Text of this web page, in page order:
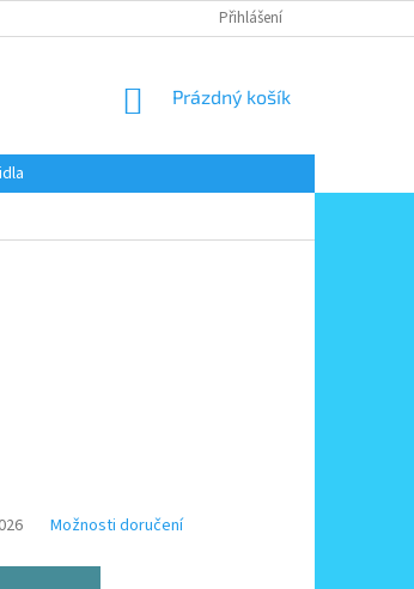
KONTAKT
Přihlášení
NÁKUPNÍ
Prázdný košík
Možnosti doručení